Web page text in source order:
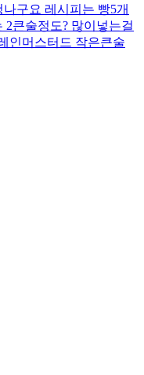
구요 레시피는 빵5개
큰술정도? 많이넣는걸
인머스터드 작은큰술